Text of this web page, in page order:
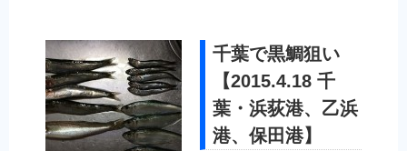
千葉で黒鯛狙い
【2015.4.18 千
葉・浜荻港、乙浜
港、保田港】